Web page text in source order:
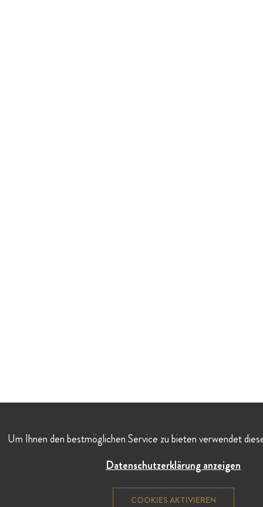
Um Ihnen den bestmöglichen Service zu bieten verwendet
Datenschutzerklärung anzeigen
COOKIES AKTIVIEREN